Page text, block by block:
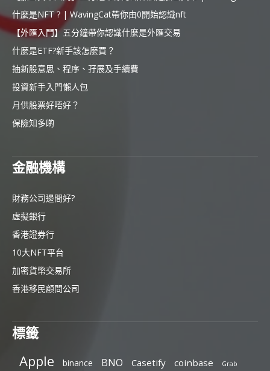
什麼是NFT ? | WavingCat帶你由0開始認識nft
【外匯入門】五分鐘帶你認識什麼是外匯交易
什麼是ETF?新手該怎麼買？
抽新股意思、程序、孖展及手續費
投資新手入門懶人包
月供股票好唔好？
保險知多啲
金融機構
財務公司邊間好?
虛擬銀行
香港證券行
10大NFT平台
加密貨幣交易所
香港移民顧問公司
標籤
Apple binance BNO Casetify coinbase Grab